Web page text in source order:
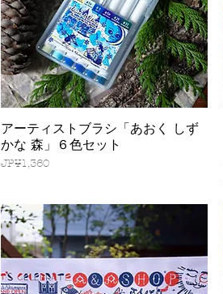
快速瀏覽
アーティストブラシ「あおく しず
かな 森」６色セット
價格
JP¥1,360